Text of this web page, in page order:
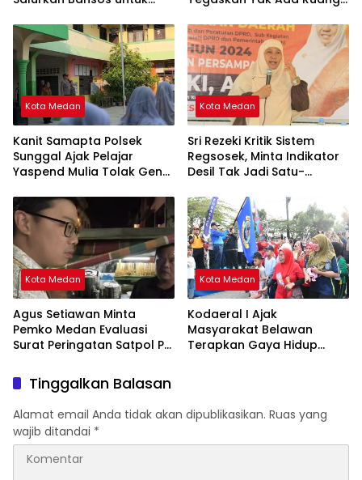
Yatim
Wewenang
Kota Medan
Kanit Samapta Polsek
Sunggal Ajak Pelajar
Yaspend Mulia Tolak Geng
Narkoba
Kota Medan
Sri Rezeki Kritik Sistem
Regsosek, Minta Indikator
Desil Tak Jadi Satu-
Bansos
Kota Medan
Agus Setiawan Minta
Pemko Medan Evaluasi
Surat Peringatan Satpol PP
Kota Medan
Kodaeral I Ajak
Masyarakat Belawan
Terapkan Gaya Hidup
Tinggalkan Balasan
Alamat email Anda tidak akan dipublikasikan. Ruas yang
wajib ditandai *